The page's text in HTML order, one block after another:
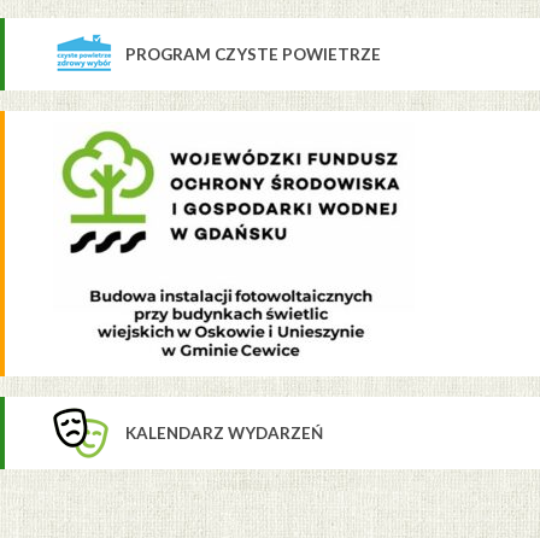
PROGRAM CZYSTE POWIETRZE
KALENDARZ WYDARZEŃ